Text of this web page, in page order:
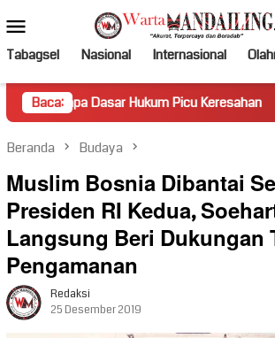
ke
kontenMobile
Tabagsel Nasional Internasional
Baca:
Hukum Picu Keresahan Truk
Beranda Budaya
Muslim Bosnia Dibantai
Presiden RI Kedua,
Langsung Beri Dukungan
Pengamanan
Redaksi
25 Desember 2019